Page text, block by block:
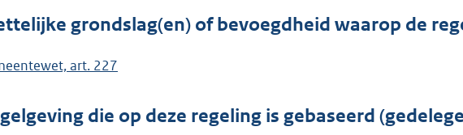
grondslag(en) of bevoegdheid waarop de
art. 227
die op deze regeling is gebaseerd